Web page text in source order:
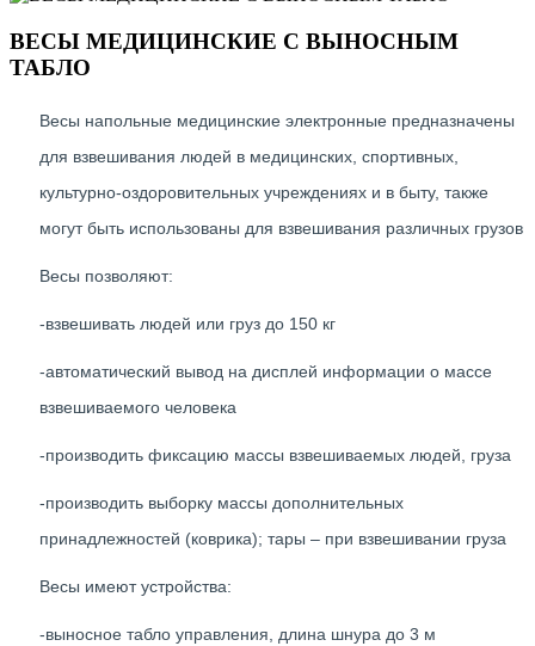
ВЕСЫ МЕДИЦИНСКИЕ С ВЫНОСНЫМ
ТАБЛО
Весы напольные медицинские электронные предназначены
для взвешивания людей в медицинских, спортивных,
культурно-оздоровительных учреждениях и в быту, также
могут быть использованы для взвешивания различных грузов
Весы позволяют:
-взвешивать людей или груз до 150 кг
-автоматический вывод на дисплей информации о массе
взвешиваемого человека
-производить фиксацию массы взвешиваемых людей, груза
-производить выборку массы дополнительных
принадлежностей (коврика); тары – при взвешивании груза
Весы имеют устройства:
-выносное табло управления, длина шнура до 3 м